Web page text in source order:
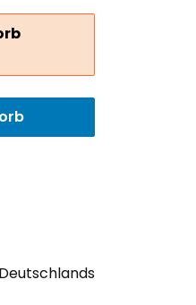
die Schaltflächen um die